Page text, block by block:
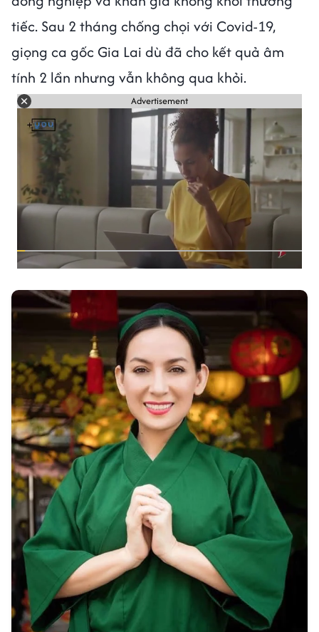
tiếc. Sau 2 tháng chống chọi với Covid-19,
giọng ca gốc Gia Lai dù đã cho kết quả âm
tính 2 lần nhưng vẫn không qua khỏi.
Advertisement